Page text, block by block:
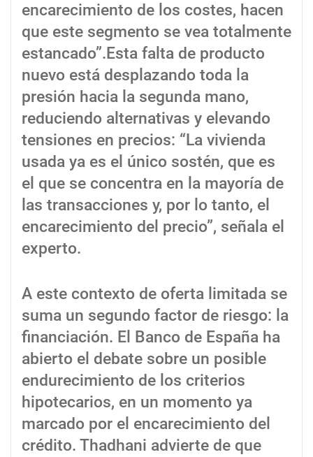
encarecimiento de los costes, hacen
que este segmento se vea totalmente
estancado”.Esta falta de producto
nuevo está desplazando toda la
presión hacia la segunda mano,
reduciendo alternativas y elevando
tensiones en precios: “La vivienda
usada ya es el único sostén, que es
el que se concentra en la mayoría de
las transacciones y, por lo tanto, el
encarecimiento del precio”, señala el
experto.
A este contexto de oferta limitada se
suma un segundo factor de riesgo: la
financiación. El Banco de España ha
abierto el debate sobre un posible
endurecimiento de los criterios
hipotecarios, en un momento ya
marcado por el encarecimiento del
crédito. Thadhani advierte de que